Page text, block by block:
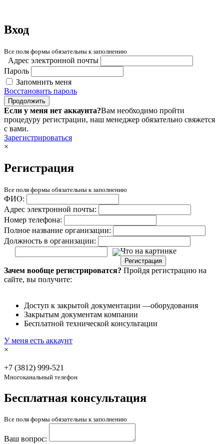
Вход
Все поля формы обязательны к заполнению
Адрес электронной почты
Пароль
Запомнить меня
Восстановить пароль
Продолжить
Если у меня нет аккаунта?Вам необходимо пройти
процедуру регистрации, наш менеджер обязательно свяжется
с вами.
Зарегистрироваться
×
Регистрация
Все поля формы обязательны к заполнению
ФИО:
Адрес электронной почты:
Номер телефона:
Полное название организации:
Должность в организации:
Что на картинке
Регистрация
Зачем вообще регистрироватся? Пройдя регистрацию на
сайте, вы получите:
Доступ к закрытой документации —оборудования
Закрытым документам компании
Бесплатной технической консультации
У меня есть аккаунт
×
+7 (3812) 999-521
Многоканальный телефон
Бесплатная консультация
Все поля формы обязательны к заполнению
Ваш вопрос: